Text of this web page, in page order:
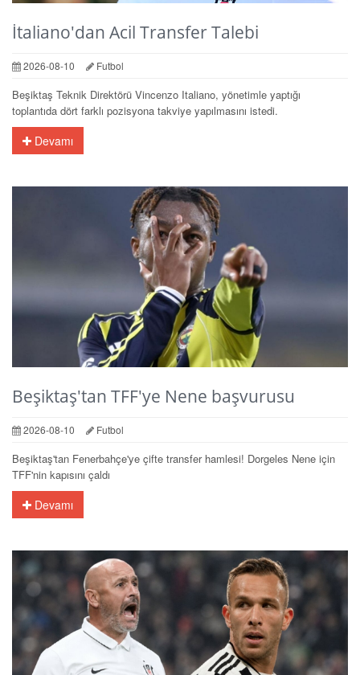
İtaliano'dan Acil Transfer Talebi
2026-08-10 Futbol
Beşiktaş Teknik Direktörü Vincenzo Italiano, yönetimle yaptığı
toplantıda dört farklı pozisyona takviye yapılmasını istedi.
Devamı
Beşiktaş'tan TFF'ye Nene başvurusu
2026-08-10 Futbol
Beşiktaş'tan Fenerbahçe'ye çifte transfer hamlesi! Dorgeles Nene için
TFF'nin kapısını çaldı
Devamı